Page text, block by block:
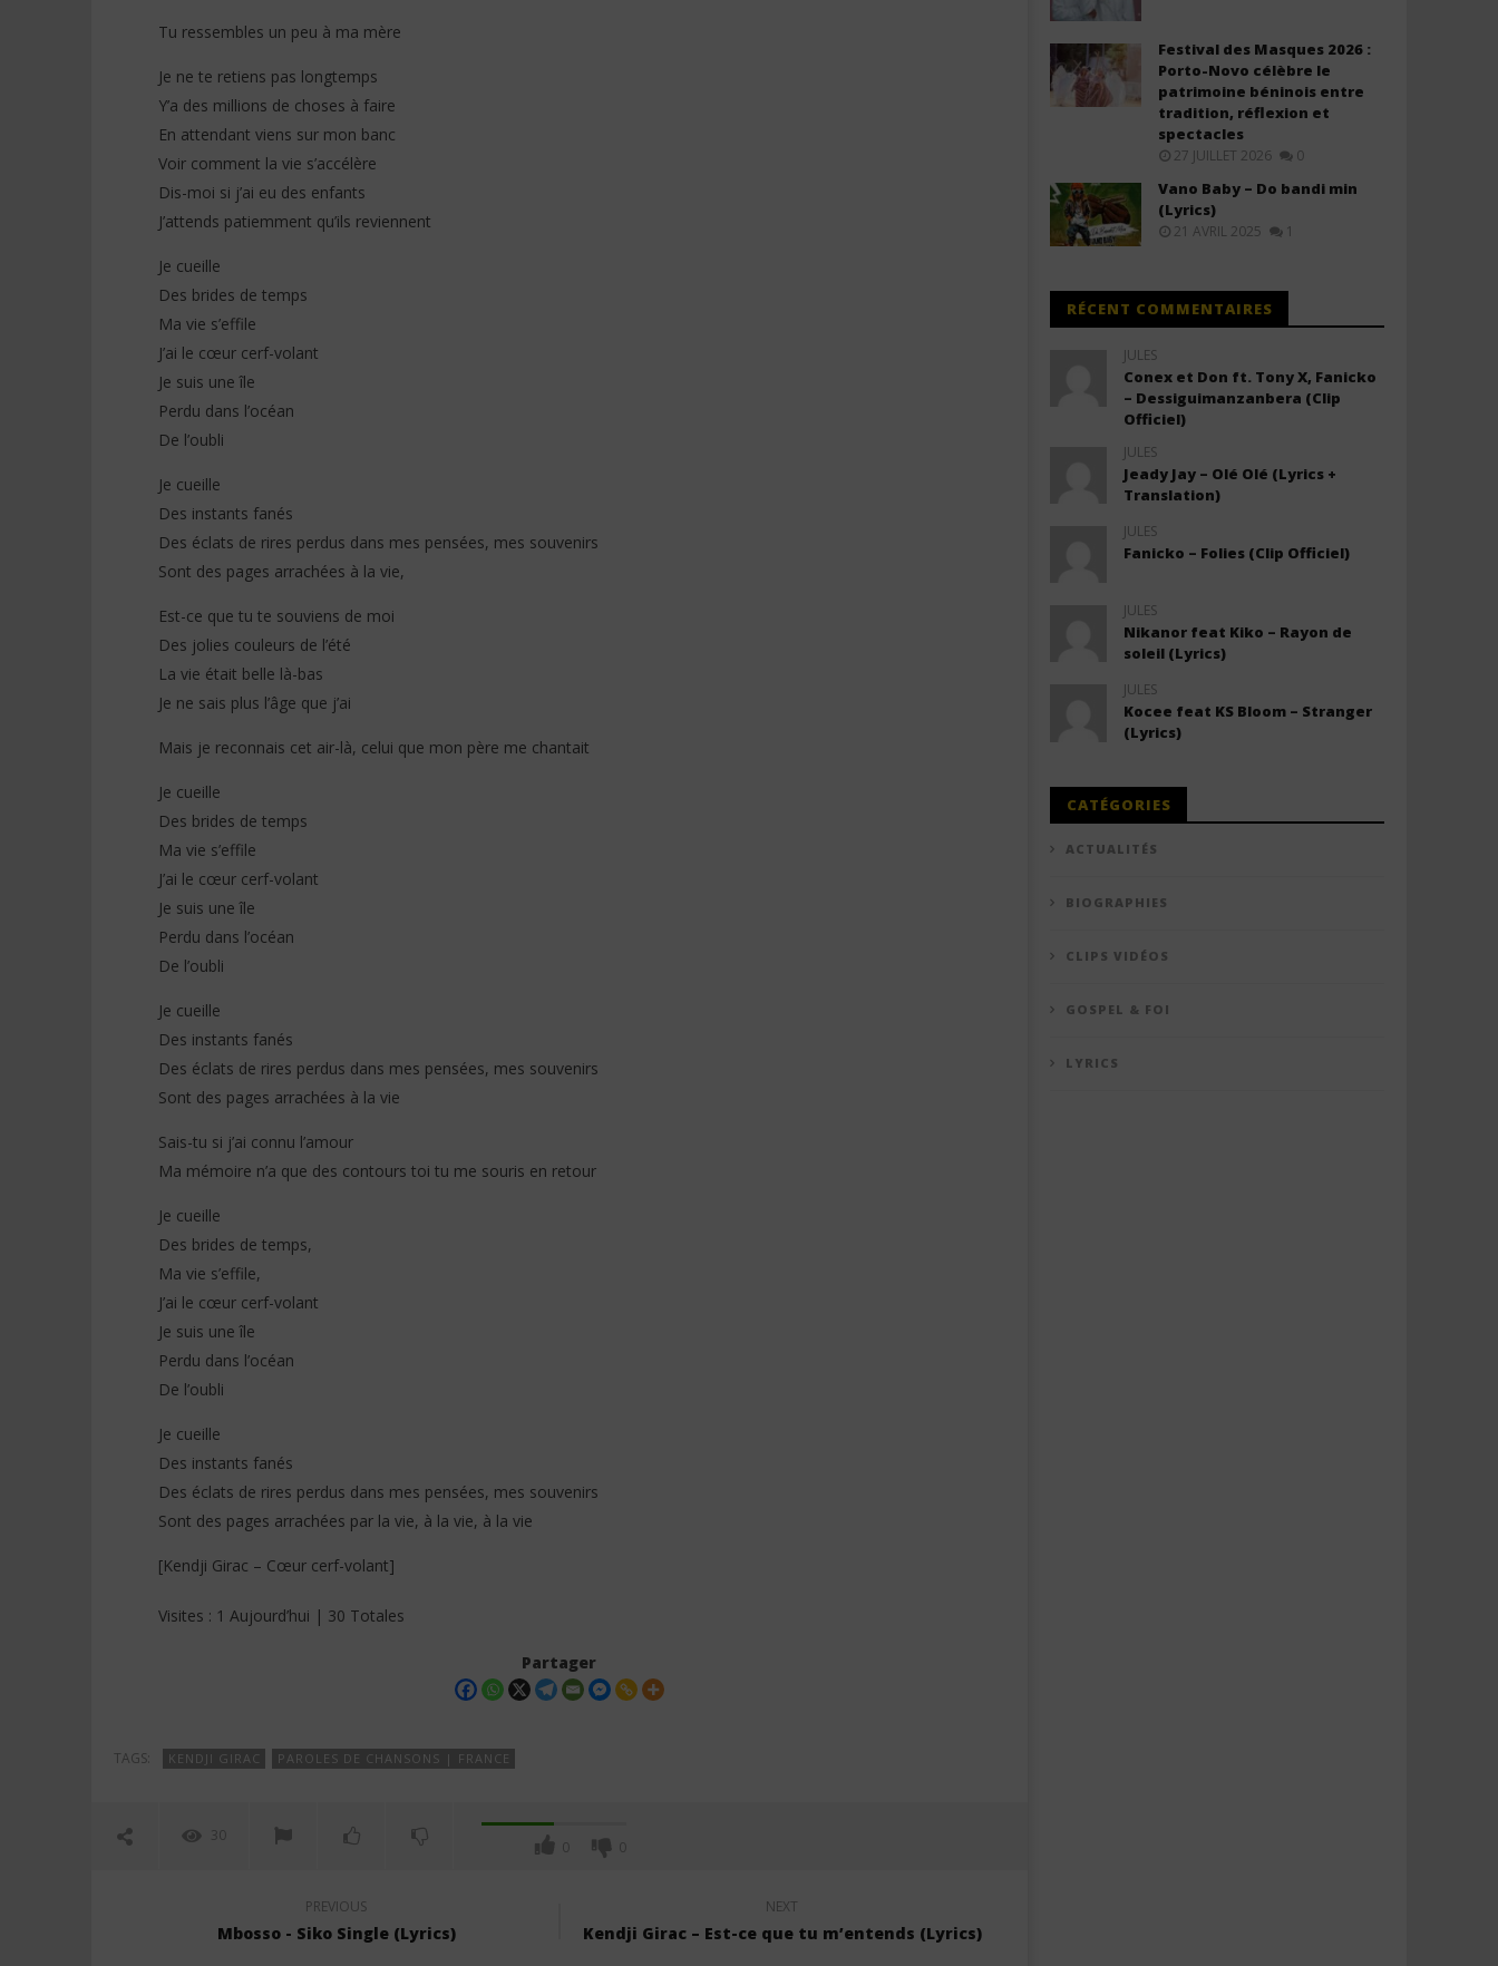
octobre
2025
octobre
2025
Stone
Tu ressembles un peu à ma mère
Je ne te retiens pas longtemps
Y’a des millions de choses à faire
En attendant viens sur mon banc
Voir comment la vie s’accélère
Dis-moi si j’ai eu des enfants
J’attends patiemment qu’ils reviennent
Je cueille
Des brides de temps
Ma vie s’effile
J’ai le cœur cerf-volant
Je suis une île
Perdu dans l’océan
De l’oubli
Je cueille
Des instants fanés
Des éclats de rires perdus dans mes pensées, mes souvenirs
Sont des pages arrachées à la vie,
Est-ce que tu te souviens de moi
Des jolies couleurs de l’été
La vie était belle là-bas
Je ne sais plus l’âge que j’ai
Mais je reconnais cet air-là, celui que mon père me chantait
Je cueille
Des brides de temps
Ma vie s’effile
J’ai le cœur cerf-volant
Je suis une île
Perdu dans l’océan
De l’oubli
Je cueille
Des instants fanés
Des éclats de rires perdus dans mes pensées, mes souvenirs
Sont des pages arrachées à la vie
Sais-tu si j’ai connu l’amour
Ma mémoire n’a que des contours toi tu me souris en retour
Je cueille
Des brides de temps,
Ma vie s’effile,
J’ai le cœur cerf-volant
Je suis une île
Perdu dans l’océan
De l’oubli
Je cueille
Des instants fanés
Des éclats de rires perdus dans mes pensées, mes souvenirs
Sont des pages arrachées par la vie, à la vie, à la vie
[Kendji Girac – Cœur cerf-volant]
Visites : 1 Aujourd’hui | 30 Totales
Partager
TAGS: KENDJI GIRAC PAROLES DE CHANSONS | FRANCE
30
0 0
PREVIOUS
Mbosso - Siko Single (Lyrics)
NEXT
Kendji Girac – Est-ce que tu m’entends (Lyrics)
Festival des Masques 2026 :
Porto-Novo célèbre le
patrimoine béninois entre
tradition, réflexion et
spectacles
27 JUILLET 2026 0
Vano Baby – Do bandi min
(Lyrics)
21 AVRIL 2025 1
RÉCENT COMMENTAIRES
JULES
Conex et Don ft. Tony X, Fanicko
– Dessiguimanzanbera (Clip
Officiel)
JULES
Jeady Jay – Olé Olé (Lyrics +
Translation)
JULES
Fanicko – Folies (Clip Officiel)
JULES
Nikanor feat Kiko – Rayon de
soleil (Lyrics)
JULES
Kocee feat KS Bloom – Stranger
(Lyrics)
CATÉGORIES
ACTUALITÉS
BIOGRAPHIES
CLIPS VIDÉOS
GOSPEL & FOI
LYRICS